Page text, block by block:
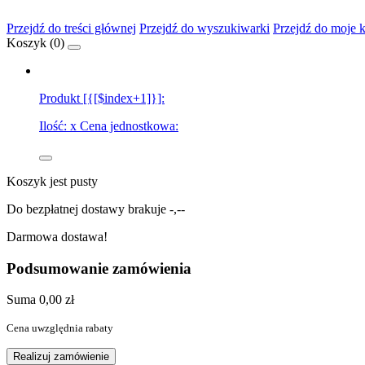
Przejdź do treści głównej Przejdź do wyszukiwarki Przejdź do moje
Koszyk (0)
Produkt [{[$index+1]}]:
Ilość: x Cena jednostkowa:
Koszyk jest pusty
Do bezpłatnej dostawy brakuje -,--
Darmowa dostawa!
Podsumowanie zamówienia
Suma 0,00 zł
Cena uwzględnia rabaty
Realizuj zamówienie